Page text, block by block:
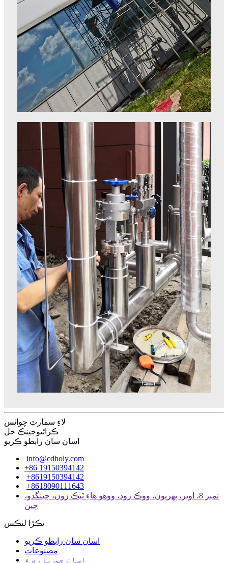
لاءِ سمارٽ چوائس
ڪرائيوجينڪ حل
اسان سان رابطو ڪريو
info@cdholy.com
+86 19150394142
+8619150394142
+8618090111643
نمبر 8، اوڀر، پهريون، ووڪ روڊ، ووهو هاءِ ٽيڪ زون، چينگدو،
چين
تڪڙا لنڪس
اسان سان رابطو ڪريو
مصنوعات
اسان جي باري ۾